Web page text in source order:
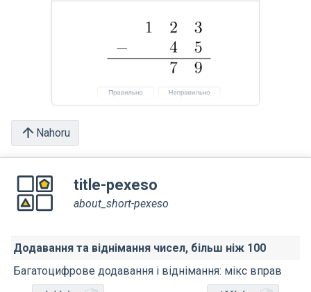
Nahoru
title-pexeso
about_short-pexeso
Додавання та віднімання чисел, більш ніж 100
Багатоцифрове додавання і віднімання: мікс вправ